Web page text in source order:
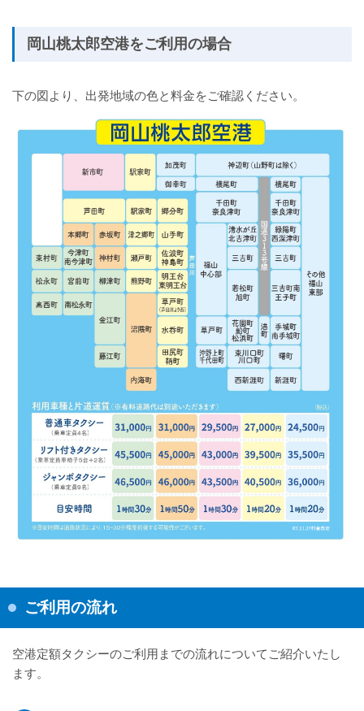
岡山桃太郎空港をご利用の場合
下の図より、出発地域の色と料金をご確認ください。
ご利用の流れ
空港定額タクシーのご利用までの流れについてご紹介いたし
ます。